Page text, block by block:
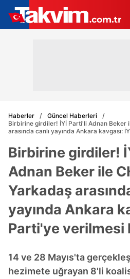
Haberler
Güncel Haberleri
Birbirine girdiler! İYİ Parti'li Adnan Beker
arasında canlı yayında Ankara kavgası:
Birbirine girdiler!
Adnan Beker ile
Yarkadaş
yayında Ankara
Parti'ye verilmesi
14 ve 28 Mayıs'ta
hezimete uğrayan 8'li